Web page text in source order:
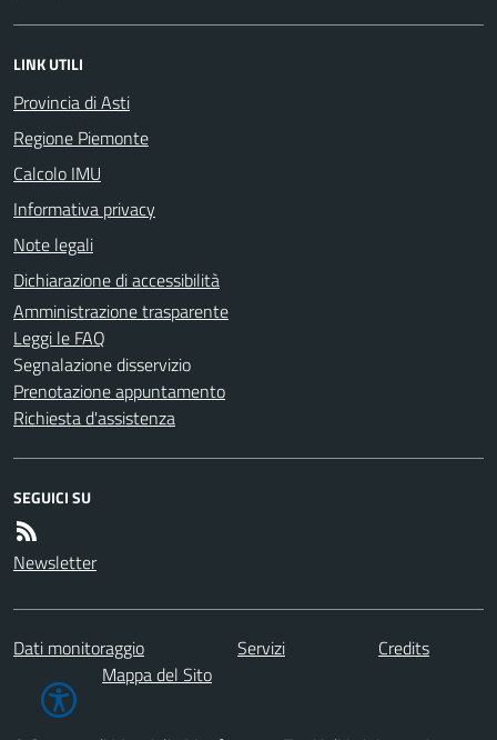
LINK UTILI
Provincia di Asti
Regione Piemonte
Calcolo IMU
Informativa privacy
Note legali
Dichiarazione di accessibilità
Amministrazione trasparente
Leggi le FAQ
Segnalazione disservizio
Prenotazione appuntamento
Richiesta d'assistenza
SEGUICI SU
Newsletter
Dati monitoraggio Servizi
Credits
Mappa del Sito